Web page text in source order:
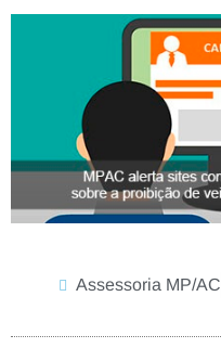
Assessoria MP/AC